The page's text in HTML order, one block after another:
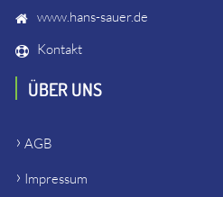
www.hans-sauer.de
Kontakt
ÜBER UNS
AGB
Impressum